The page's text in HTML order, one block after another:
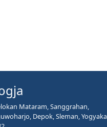
Mataram, Sanggrahan,
Depok, Sleman,